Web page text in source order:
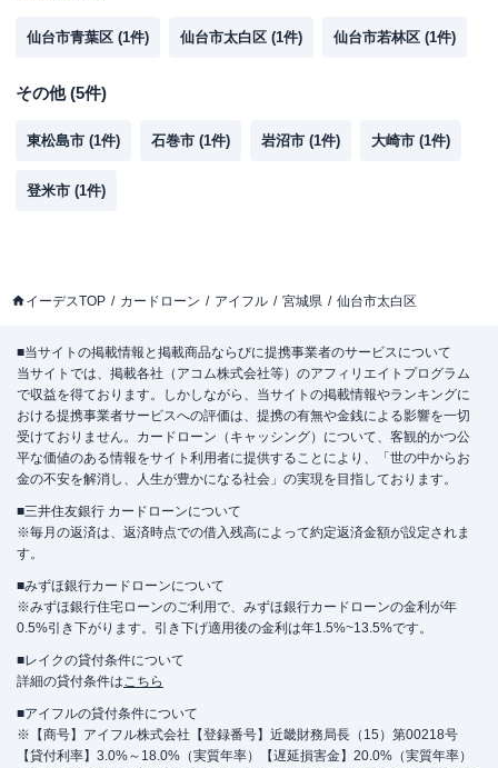
仙台市青葉区 (1件) 仙台市太白区 (1件) 仙台市若林区 (1件)
その他(5件)
東松島市 (1件) 石巻市 (1件) 岩沼市 (1件) 大崎市 (1件)
登米市 (1件)
イーデスTOP カードローン アイフル 宮城県 仙台市太白区
■当サイトの掲載情報と掲載商品ならびに提携事業者のサービスについて
当サイトでは、掲載各社（アコム株式会社等）のアフィリエイトプログラム
で収益を得ております。しかしながら、当サイトの掲載情報やランキングに
おける提携事業者サービスへの評価は、提携の有無や金銭による影響を一切
受けておりません。カードローン（キャッシング）について、客観的かつ公
平な価値のある情報をサイト利用者に提供することにより、「世の中からお
金の不安を解消し、人生が豊かになる社会」の実現を目指しております。
■三井住友銀行 カードローンについて
※毎月の返済は、返済時点での借入残高によって約定返済金額が設定されま
す。
■みずほ銀行カードローンについて
※みずほ銀行住宅ローンのご利用で、みずほ銀行カードローンの金利が年
0.5%引き下がります。引き下げ適用後の金利は年1.5%~13.5%です。
■レイクの貸付条件について
詳細の貸付条件はこちら
■アイフルの貸付条件について
※【商号】アイフル株式会社【登録番号】近畿財務局長（15）第00218号
【貸付利率】3.0%～18.0%（実質年率）【遅延損害金】20.0%（実質年率）